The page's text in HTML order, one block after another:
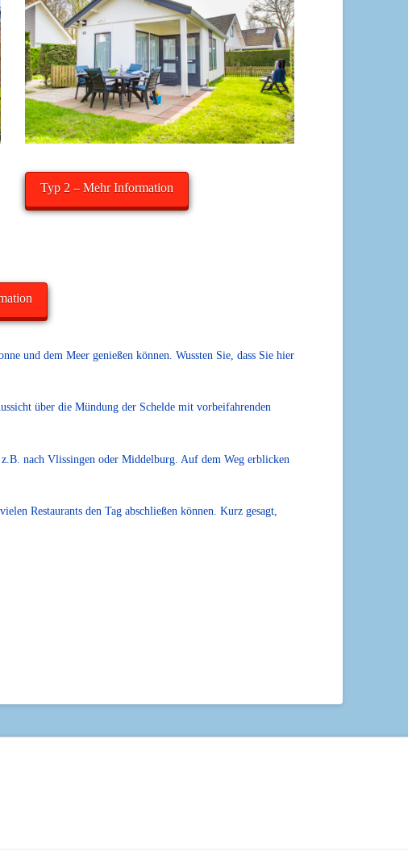
Typ 2 – Mehr Information
und dem Meer genießen können. Wussten Sie, dass Sie hier
über die Mündung der Schelde mit vorbeifahrenden
nach Vlissingen oder Middelburg. Auf dem Weg erblicken
Restaurants den Tag abschließen können. Kurz gesagt,